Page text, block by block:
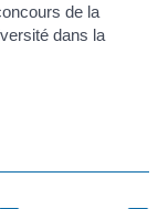
de la
dans la